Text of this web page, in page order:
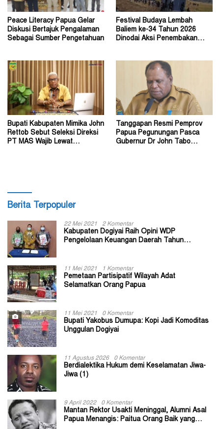
Peace Literacy Papua Gelar
Diskusi Bertajuk Pengalaman
Sebagai Sumber Pengetahuan
Festival Budaya Lembah
Baliem ke-34 Tahun 2026
Dinodai Aksi Penembakan
Bupati Kabupaten Mimika John
Rettob Sebut Seleksi Direksi
PT MAS Wajib Lewat
Tanggapan Resmi Pemprov
Papua Pegunungan Pasca
Gubernur Dr John Tabo
Berita Terpopuler
22 Mei 2021 2 Komentar
Kabupaten Dogiyai Raih Opini WDP
Pengelolaan Keuangan Daerah Tahun
11 Mei 2021 1 Komentar
Pemetaan Partisipatif Wilayah Adat
Selamatkan Orang Papua
11 Mei 2021 0 Komentar
Bupati Yakobus Dumupa: Kopi Jadi Komoditas
Unggulan Dogiyai
11 Agustus 2026 0 Komentar
Berdialektika Hukum demi Keselamatan Jiwa-
Jiwa (1)
9 April 2022 0 Komentar
Mantan Rektor Usakti Meninggal, Alumni Asal
Papua Menangis: Paitua Orang Baik yang